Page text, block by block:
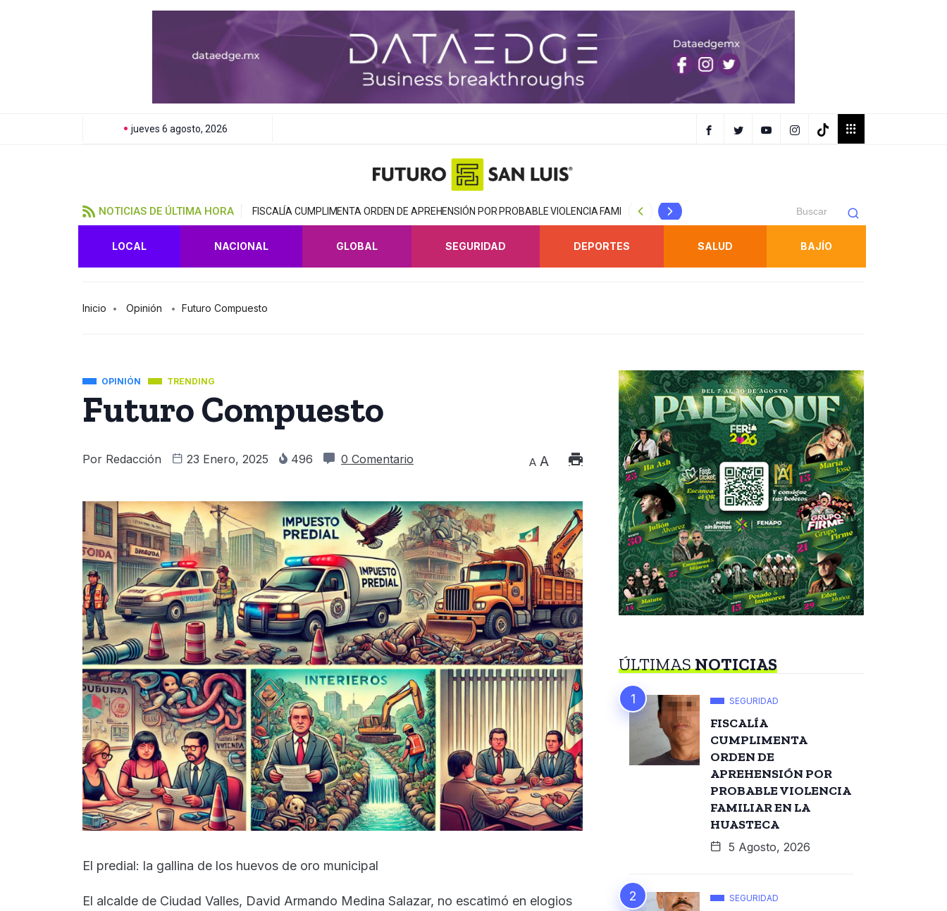
jueves 6 agosto, 2026
NOTICIAS DE ÚLTIMA HORA FISCALÍA CUMPLIMENTA ORDEN DE APREHENSIÓN POR PROBABLE VIOLENCIA FAMILIAR EN OBTIENE FISCALÍA UNA SENTENCIA CONTRA
LOCAL NACIONAL GLOBAL SEGURIDAD DEPORTES SALUD BAJÍO
Inicio Opinión Futuro Compuesto
OPINIÓN TRENDING
Futuro Compuesto
Por Redacción 23 Enero, 2025 496 0 Comentario A A
El predial: la gallina de los huevos de oro municipal
El alcalde de Ciudad Valles, David Armando Medina Salazar, no escatimó en elogios
ÚLTIMASNOTICIAS
SEGURIDAD
FISCALÍA
CUMPLIMENTA
ORDEN DE
APREHENSIÓN POR
PROBABLE VIOLENCIA
FAMILIAR EN LA
HUASTECA
5 Agosto, 2026
SEGURIDAD